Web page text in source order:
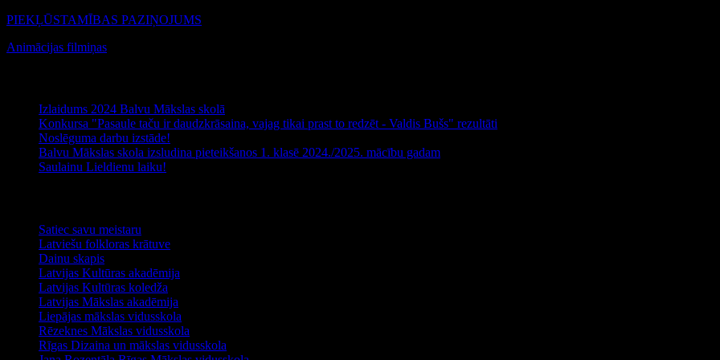
PIEKĻŪSTAMĪBAS PAZIŅOJUMS
Animācijas filmiņas
Izlaidums 2024 Balvu Mākslas skolā
Konkursa "Pasaule taču ir daudzkrāsaina, vajag tikai prast to redzēt - Valdis Bušs" rezultāti
Noslēguma darbu izstāde!
Balvu Mākslas skola izsludina pieteikšanos 1. klasē 2024./2025. mācību gadam
Saulainu Lieldienu laiku!
Satiec savu meistaru
Latviešu folkloras krātuve
Dainu skapis
Latvijas Kultūras akadēmija
Latvijas Kultūras koledža
Latvijas Mākslas akadēmija
Liepājas mākslas vidusskola
Rēzeknes Mākslas vidusskola
Rīgas Dizaina un mākslas vidusskola